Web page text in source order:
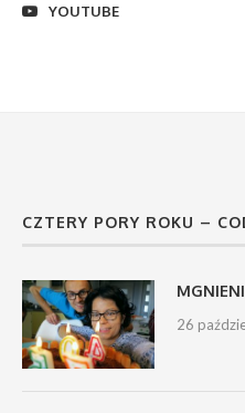
YOUTUBE
CZTERY PORY ROKU –
26